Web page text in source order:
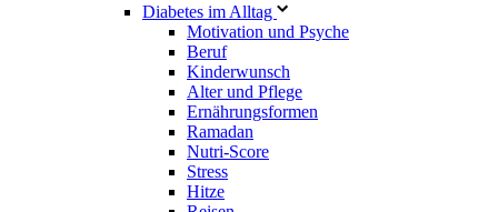
Diabetes im Alltag
Motivation und Psyche
Beruf
Kinderwunsch
Alter und Pflege
Ernährungsformen
Ramadan
Nutri-Score
Stress
Hitze